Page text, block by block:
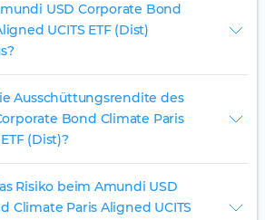
USD Corporate Bond
UCITS ETF (Dist)
Ausschüttungsrendite des
Bond Climate Paris
(Dist)?
Risiko beim Amundi USD
Climate Paris Aligned UCITS